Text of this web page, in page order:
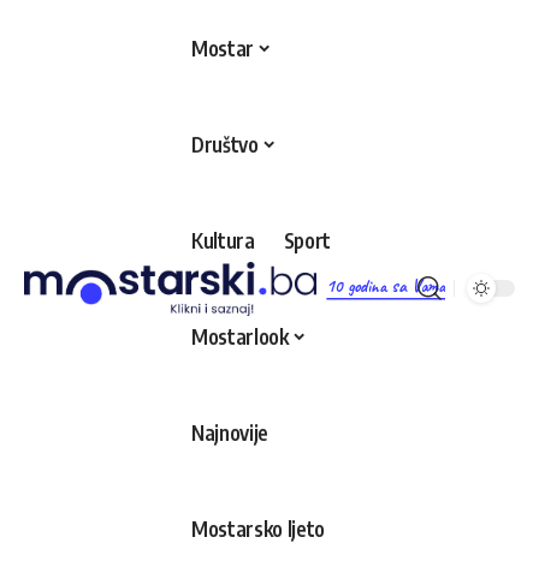
10 godina sa Vama
Mostar
Društvo
Kultura Sport
Mostarlook
Najnovije
Mostarsko ljeto